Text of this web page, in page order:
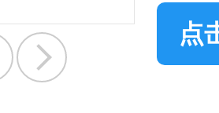
点